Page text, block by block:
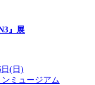
』展
日(日)
ミュージアム